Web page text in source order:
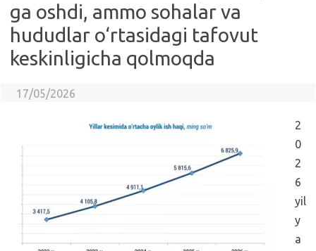
ga oshdi, ammo sohalar va
hududlar o‘rtasidagi tafovut
keskinligicha qolmoqda
17/05/2026
2
0
2
6
yil
y
a